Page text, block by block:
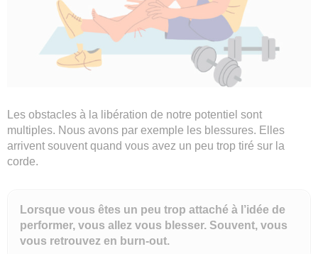
Les obstacles à la libération de notre potentiel sont
multiples. Nous avons par exemple les blessures. Elles
arrivent souvent quand vous avez un peu trop tiré sur la
corde.
Lorsque vous êtes un peu trop attaché à l’idée de
performer, vous allez vous blesser. Souvent, vous
vous retrouvez en burn-out.